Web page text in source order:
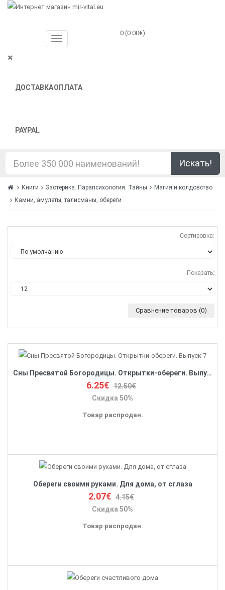
ДОСТАВКАОПЛАТА
PAYPAL
0 (0.00€)
Искать!
Книги Эзотерика. Парапсихология. Тайны
Магия и колдовство
Камни, амулеты, талисманы, обереги
Сортировка:
Показать:
Сравнение товаров (0)
Сны Пресвятой Богородицы. Открытки-обереги. Выпуск 7
6.25€ 12.50€
Скидка 50%
Товар распродан.
Обереги своими руками. Для дома, от сглаза
2.07€ 4.15€
Скидка 50%
Товар распродан.